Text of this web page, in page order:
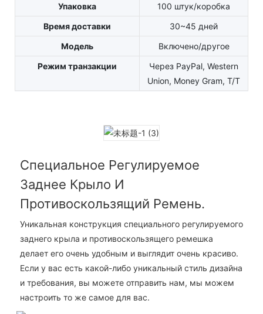
Упаковка
100 штук/коробка
Время доставки
30~45 дней
Модель
Включено/другое
Режим транзакции
Через PayPal, Western
Union, Money Gram, T/T
Специальное Регулируемое
Заднее Крыло И
Противоскользящий Ремень.
Уникальная конструкция специального регулируемого
заднего крыла и противоскользящего ремешка
делает его очень удобным и выглядит очень красиво.
Если у вас есть какой-либо уникальный стиль дизайна
и требования, вы можете отправить нам, мы можем
настроить то же самое для вас.